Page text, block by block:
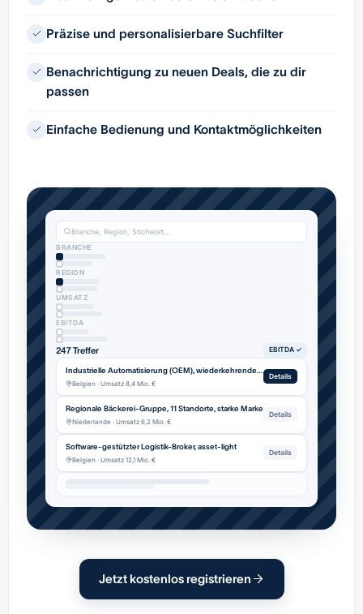
Präzise und personalisierbare Suchfilter
Benachrichtigung zu neuen Deals, die zu dir
passen
Einfache Bedienung und Kontaktmöglichkeiten
Branche, Region, Stichwort…
BRANCHE
REGION
UMSATZ
EBITDA
247 Treffer EBITDA ✓
Industrielle Automatisierung (OEM), wiederkehrender Service
Belgien · Umsatz 8,4 Mio. €
Details
Regionale Bäckerei-Gruppe, 11 Standorte, starke Marke
Niederlande · Umsatz 6,2 Mio. €
Details
Software-gestützter Logistik-Broker, asset-light
Belgien · Umsatz 12,1 Mio. €
Details
Jetzt kostenlos registrieren